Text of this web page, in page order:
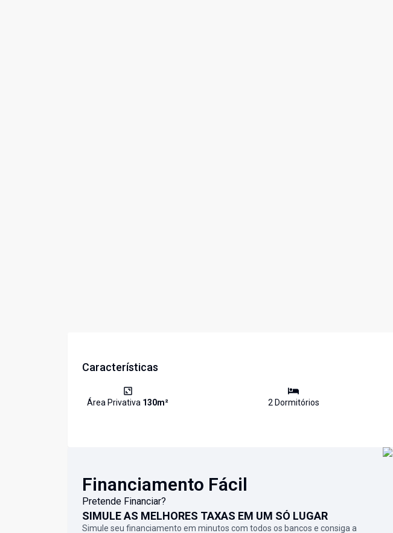
Características
Área Privativa 130m² 2Dormitórios
Financiamento Fácil
Pretende Financiar?
SIMULE AS MELHORES TAXAS EM UM SÓ LUGAR
Simule seu financiamento em minutos com todos os bancos e consiga a